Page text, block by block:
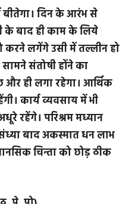
टू, टे)
दिन के आरंभ से
के बाद ही काम के लिये
करने लगेंगे उसी में तल्लीन हो
संतोषी होंने का
ही लगा रहेगा। आर्थिक
कार्य व्यवसाय में भी
रहेंगे। परिश्रम मध्यान
बाद अकस्मात धन लाभ
चिन्ता को छोड़ ठीक